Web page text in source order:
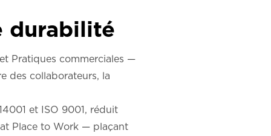
durabilité
Pratiques commerciales —
des collaborateurs, la
et ISO 9001, réduit
Place to Work — plaçant